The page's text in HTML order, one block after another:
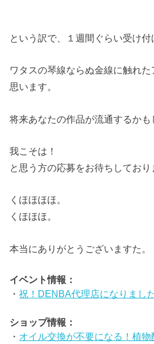
という訳で、１週間ぐらい受け付
ワタスの琴線ならぬ金線に触れ
思います。
将来あなたの作品が流通するかも
我こそは！
と思う方の応募をお待ちしており
くほほほほ。
くほほほ。
本当にありがとうございますた。
イベント情報：
・祝！DENBA代理店になりまし
ショップ情報：
・ オイル交換が不要になる！植